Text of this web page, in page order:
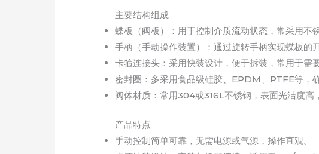
主要结构组成
蝶板（阀板）：用于控制介质流动状态，常采用不
手柄（手动操作装置）：通过旋转手柄实现蝶板的
卡箍连接头：采用快装设计，便于拆装，常用于需
密封圈：多采用食品级硅胶、EPDM、PTFE等，
阀体材质：常用304或316L不锈钢，表面光洁度高
产品特点
手动控制简单可靠，无需电源或气源，操作直观。